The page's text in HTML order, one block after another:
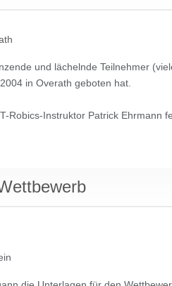
und lächelnde Teilnehmer
in Overath geboten hat.
Robics-Instruktor Patrick Ehrmann